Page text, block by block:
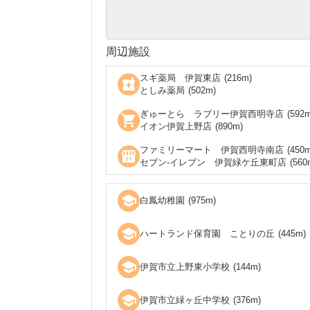
周辺施設
local_pharmacy スギ薬局 伊賀東店 (216m)
としみ薬局 (502m)
shopping_cart ぎゅーとら ラブリー伊賀西明寺店 (592
イオン伊賀上野店 (890m)
local_convenience_store ファミリーマート 伊賀西明寺南店 (450
セブン‐イレブン 伊賀緑ケ丘東町店 (560
school 白鳳幼稚園 (975m)
school ハートランド保育園 ことりの丘 (445m)
school 伊賀市立上野東小学校 (144m)
school 伊賀市立緑ヶ丘中学校 (376m)